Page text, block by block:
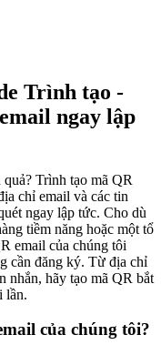
Trình tạo -
ngay lập
Trình tạo mã QR
chỉ email và các tin
ngay lập tức. Cho dù
tiềm năng hoặc một tổ
email của chúng tôi
cần đăng ký. Từ địa chỉ
nhắn, hãy tạo mã QR bắt
lần.
của chúng tôi?